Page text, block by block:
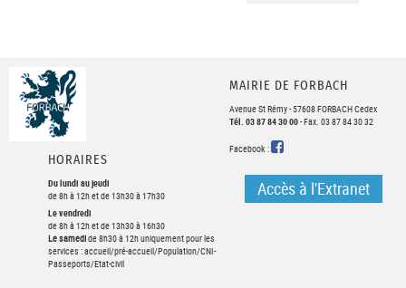
MAIRIE DE FORBACH
Avenue St Rémy - 57608 FORBACH Cedex
Tél. 03 87 84 30 00- Fax. 03 87 84 30 32
Facebook : FACEBOOK
Accès à l'Extranet
HORAIRES
Du lundi au jeudi
de 8h à 12h et de 13h30 à 17h30
Le vendredi
de 8h à 12h et de 13h30 à 16h30
Le samedide 8h30 à 12h uniquement pour les
services : accueil/pré-accueil/Population/CNI-
Passeports/Etat-civil